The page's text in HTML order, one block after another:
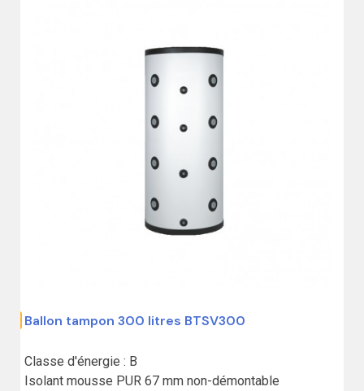
€ Ballon tampon 300 litres BTSV300
Classe d'énergie : B
Isolant mousse PUR 67 mm non-démontable